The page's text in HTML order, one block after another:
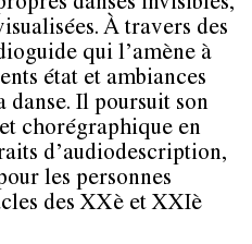
danses invisibles,
À travers des
qui l’amène à
état et ambiances
danse. Il poursuit son
chorégraphique en
d’audiodescription,
les personnes
des XXè et XXIè